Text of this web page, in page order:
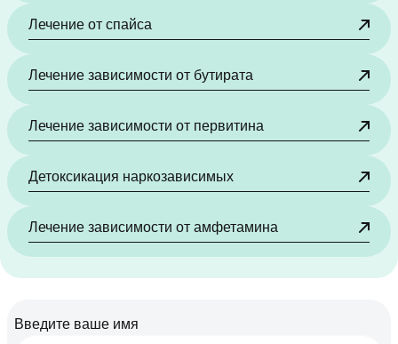
Лечение от спайса
Лечение зависимости от бутирата
Лечение зависимости от первитина
Детоксикация наркозависимых
Лечение зависимости от амфетамина
Введите ваше имя